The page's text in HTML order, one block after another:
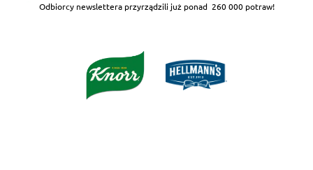
Odbiorcy newslettera przyrządzili już ponad 260 000 potraw!